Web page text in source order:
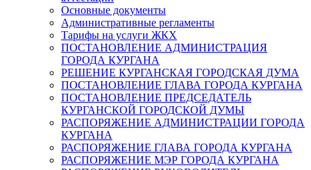
Основные документы
Административные регламенты
Тарифы на услуги ЖКХ
ПОСТАНОВЛЕНИЕ АДМИНИСТРАЦИЯ
ГОРОДА КУРГАНА
РЕШЕНИЕ КУРГАНСКАЯ ГОРОДСКАЯ ДУМА
ПОСТАНОВЛЕНИЕ ГЛАВА ГОРОДА КУРГАНА
ПОСТАНОВЛЕНИЕ ПРЕДСЕДАТЕЛЬ
КУРГАНСКОЙ ГОРОДСКОЙ ДУМЫ
РАСПОРЯЖЕНИЕ АДМИНИСТРАЦИИ ГОРОДА
КУРГАНА
РАСПОРЯЖЕНИЕ ГЛАВА ГОРОДА КУРГАНА
РАСПОРЯЖЕНИЕ МЭР ГОРОДА КУРГАНА